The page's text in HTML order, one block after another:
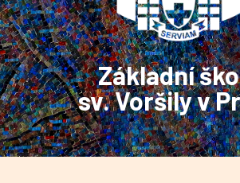
Základní
sv. Voršily v